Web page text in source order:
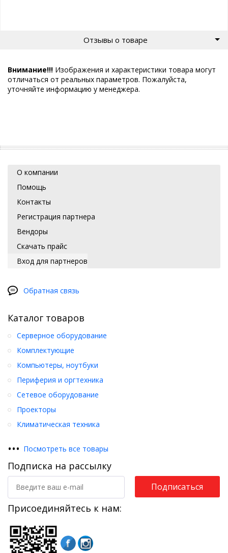
Отзывы о товаре
Внимание!!! Изображения и характеристики товара могут
отличаться от реальных параметров. Пожалуйста,
уточняйте информацию у менеджера.
О компании
Помощь
Контакты
Регистрация партнера
Вендоры
Скачать прайс
Вход для партнеров
Обратная связь
Каталог товаров
Серверное оборудование
Комплектующие
Компьютеры, ноутбуки
Периферия и оргтехника
Сетевое оборудование
Проекторы
Климатическая техника
••• Посмотреть все товары
Подписка на рассылку
Подписаться
Присоединяйтесь к нам: